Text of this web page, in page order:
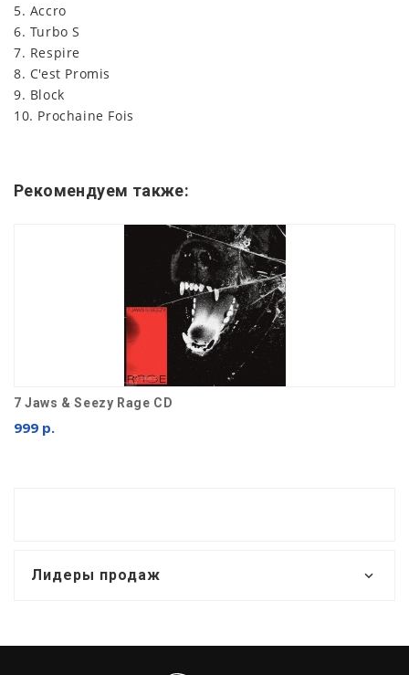
5. Accro
6. Turbo S
7. Respire
8. C'est Promis
9. Block
10. Prochaine Fois
Рекомендуем также:
7 Jaws & Seezy Rage CD
999 р.
Лидеры продаж